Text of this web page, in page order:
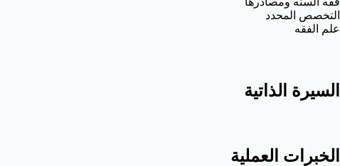
التخصص المحدد
علم الفقه
السيرة الذاتية
الخبرات العملية